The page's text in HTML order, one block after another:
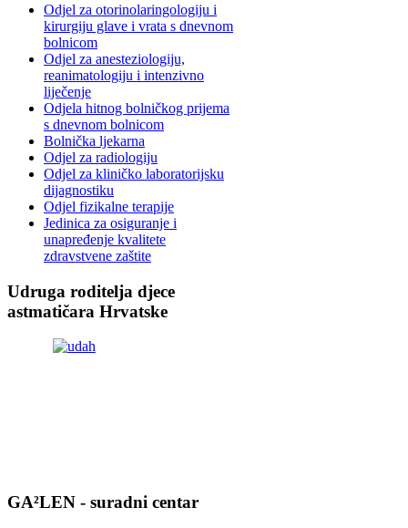
Odjel za otorinolaringologiju i
kirurgiju glave i vrata s dnevnom
bolnicom
Odjel za anesteziologiju,
reanimatologiju i intenzivno
liječenje
Odjela hitnog bolničkog prijema
s dnevnom bolnicom
Bolnička ljekarna
Odjel za radiologiju
Odjel za kliničko laboratorijsku
dijagnostiku
Odjel fizikalne terapije
Jedinica za osiguranje i
unapređenje kvalitete
zdravstvene zaštite
Udruga roditelja djece
astmatičara Hrvatske
GA²LEN - suradni centar